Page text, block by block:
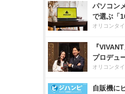
パソコン
で選ぶ「
オリコンタ
『
プロデュ
オリコンタ
自販機に